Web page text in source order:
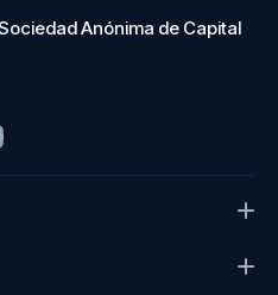
Anónima de Capital